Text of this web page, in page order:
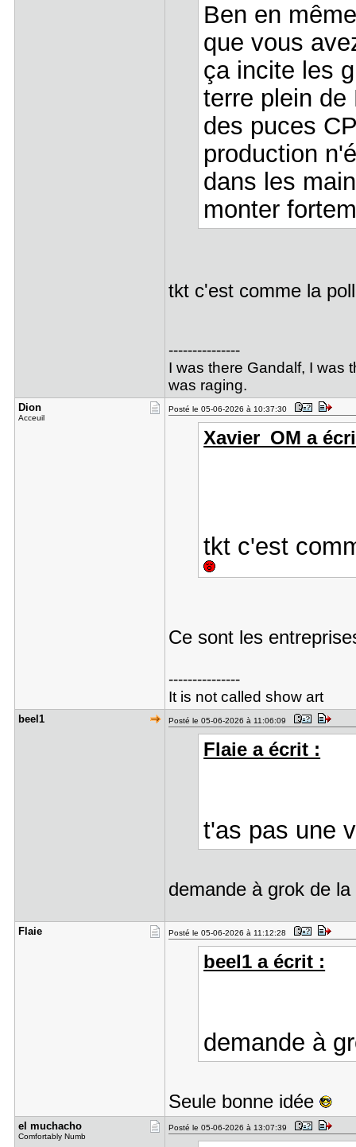
Ben en
que vous
ça incite les
terre plein de
des puces
production
dans les
monter
tkt c'est comme la
---------------
I was there Gandalf, I was
was raging.
Dion
Acceuil
Posté le 05-06-2026 à 10:37:30
Xavier_OM a
tkt c'est
Ce sont les
---------------
It is not called show art
beel1 Posté le 05-06-2026 à 11:06:09
Flaie a écrit :
t'as pas une
demande à grok de
Flaie Posté le 05-06-2026 à 11:12:28
beel1 a écrit :
demande à
Seule bonne idée
el muchach​o
Comfortably Numb
Posté le 05-06-2026 à 13:07:39